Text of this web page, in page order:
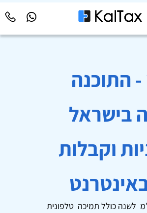
התוכנה
בישראל
וקבלות